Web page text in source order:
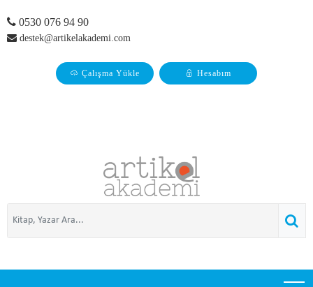
0530 076 94 90
destek@artikelakademi.com
Çalışma Yükle Hesabım